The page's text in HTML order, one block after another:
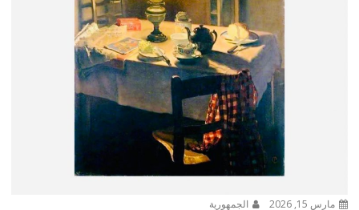
مارس 15, 2026 الجمهورية